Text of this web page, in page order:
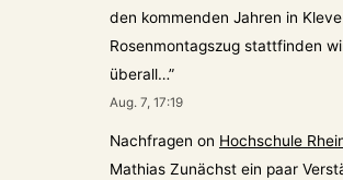
den kommenden Jahren in
Rosenmontagszug stattfinden
überall…”
Aug. 7, 17:19
Nachfragen on Hochschule
Mathias Zunächst ein paar